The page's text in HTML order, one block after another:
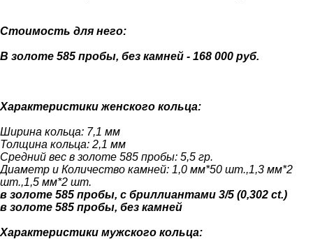
Стоимость для него:
В золоте 585 пробы, без камней - 168 000 руб.
Характеристики женского кольца:
Ширина кольца: 7,1 мм
Толщина кольца: 2,1 мм
Средний вес в золоте 585 пробы: 5,5 гр.
Диаметр и Количество камней: 1,0 мм*50 шт.,1,3 мм*2
шт.,1,5 мм*2 шт.
в золоте 585 пробы, с бриллиантами 3/5 (0,302 ct.)
в золоте 585 пробы, без камней
Характеристики мужского кольца: